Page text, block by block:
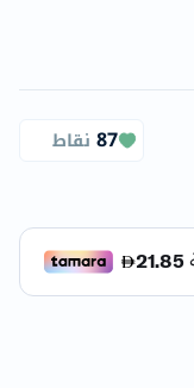
87 نقاط